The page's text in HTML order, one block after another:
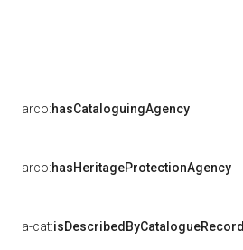
arco:hasCataloguingAgency
arco:hasHeritageProtectionAgency
a-cat:isDescribedByCatalogueRecord